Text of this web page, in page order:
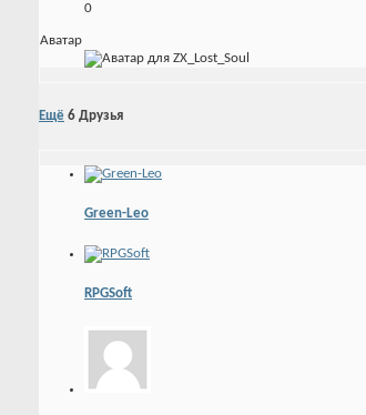
0
Аватар
Ещё 6 Друзья
Green-Leo
RPGSoft